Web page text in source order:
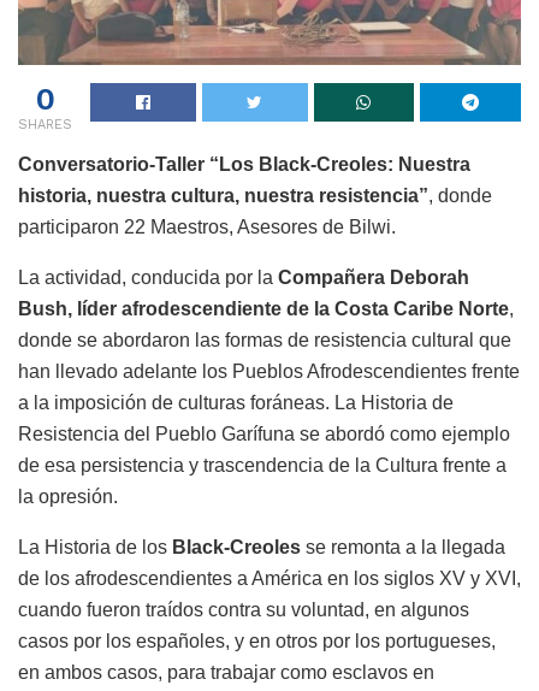
0
SHARES
Conversatorio-Taller “Los Black-Creoles: Nuestra
historia, nuestra cultura, nuestra resistencia”, donde
participaron 22 Maestros, Asesores de Bilwi.
La actividad, conducida por la Compañera Deborah
Bush, líder afrodescendiente de la Costa Caribe Norte,
donde se abordaron las formas de resistencia cultural que
han llevado adelante los Pueblos Afrodescendientes frente
a la imposición de culturas foráneas. La Historia de
Resistencia del Pueblo Garífuna se abordó como ejemplo
de esa persistencia y trascendencia de la Cultura frente a
la opresión.
La Historia de los Black-Creoles se remonta a la llegada
de los afrodescendientes a América en los siglos XV y XVI,
cuando fueron traídos contra su voluntad, en algunos
casos por los españoles, y en otros por los portugueses,
en ambos casos, para trabajar como esclavos en